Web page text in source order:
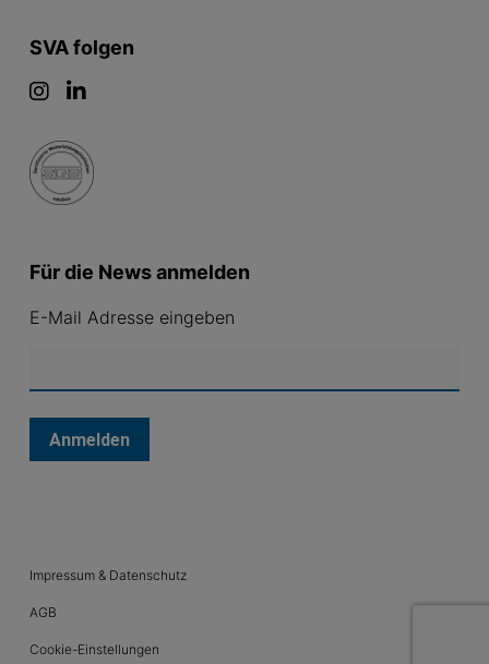
SVA folgen
Für die News anmelden
E-Mail Adresse eingeben
Anmelden
Impressum & Datenschutz
AGB
Cookie-Einstellungen